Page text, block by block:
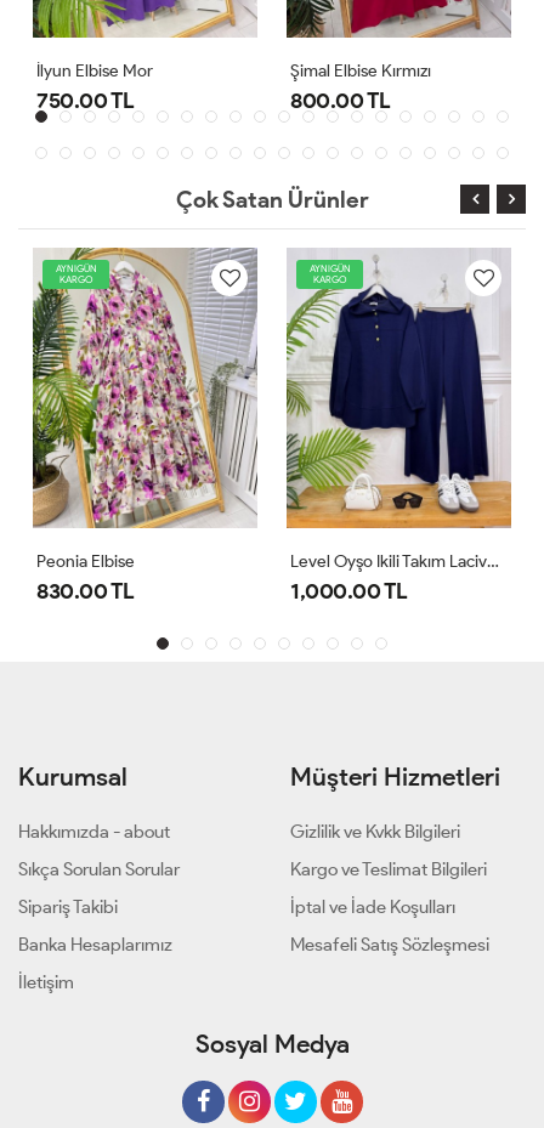
Şimal Elbise Kırmızı
800.00 TL 1,000.00 TL
Çok Satan Ürünler
AYNIGÜN
KARGO
Level Oyşo Ikili Takım Lacivert
1,000.00 TL
Zeren Elbise Pudra
800.00 TL
Kurumsal
Hakkımızda - about
Sıkça Sorulan Sorular
Sipariş Takibi
Banka Hesaplarımız
İletişim
Müşteri Hizmetleri
Gizlilik ve Kvkk Bilgileri
Kargo ve Teslimat Bilgileri
İptal ve İade Koşulları
Mesafeli Satış Sözleşmesi
Sosyal Medya